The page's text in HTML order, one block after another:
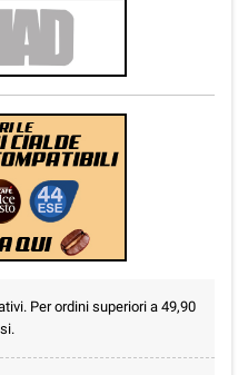
Per ordini superiori a 49,90